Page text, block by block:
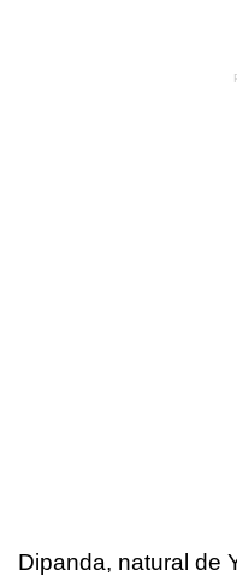
Dipanda, natural de